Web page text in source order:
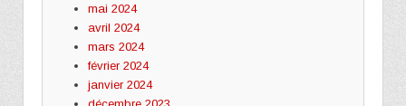
mai 2024
avril 2024
mars 2024
février 2024
janvier 2024